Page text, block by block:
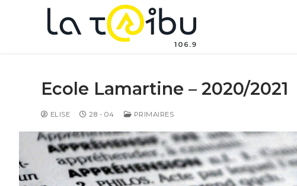
Ecole Lamartine – 2020/2021
ELISE 28 - 04 PRIMAIRES